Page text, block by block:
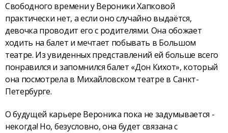
Свободного времени у Вероники Хапковой
практически нет, а если оно случайно выдаётся,
девочка проводит его с родителями. Она обожает
ходить на балет и мечтает побывать в Большом
театре. Из увиденных представлений ей больше всего
понравился и запомнился балет «Дон Кихот», который
она посмотрела в Михайловском театре в Санкт-
Петербурге.
О будущей карьере Вероника пока не задумывается -
некогда! Но, безусловно, она будет связана с